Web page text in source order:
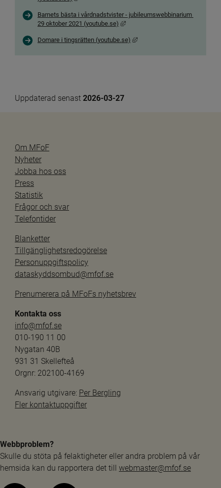
Barnets bästa i vårdnadstvister - jubileumswebbinarium
29 oktober 2021 (youtube.se)
Länk till annan webbplats,
Domare i tingsrätten (youtube.se) Länk till annan webbplats,
Uppdaterad senast 2026-03-27
Om MFoF
Nyheter
Jobba hos oss
Press
Statistik
Frågor och svar
Telefontider
Blanketter
Tillgänglighetsredogörelse
Personuppgiftspolicy
dataskyddsombud@mfof.se
Prenumerera på MFoFs nyhetsbrev
Kontakta oss
info@mfof.se
010-190 11 00
Nygatan 40B
931 31 Skellefteå
Orgnr: 202100-4169
Ansvarig utgivare: Per Bergling
Fler kontaktuppgifter
Webbproblem?
Skulle du stöta på felaktigheter eller andra problem på vår
hemsida kan du rapportera det till webmaster@mfof.se